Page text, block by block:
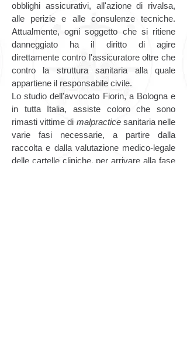
obblighi assicurativi, all'azione di rivalsa,
alle perizie e alle consulenze tecniche.
Attualmente, ogni soggetto che si ritiene
danneggiato ha il diritto di agire
direttamente contro l'assicuratore oltre che
contro la struttura sanitaria alla quale
appartiene il responsabile civile.
Lo studio dell'avvocato Fiorin, a Bologna e
in tutta Italia, assiste coloro che sono
rimasti vittime di malpractice sanitaria nelle
varie fasi necessarie, a partire dalla
raccolta e dalla valutazione medico-legale
delle cartelle cliniche, per arrivare alla fase